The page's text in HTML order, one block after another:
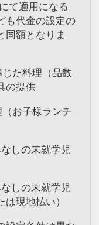
て適用になる
も代金の設定の
同額となりま
た料理（品数
の提供
お子様ランチ
しの未就学児
しの未就学児
は現地払い）